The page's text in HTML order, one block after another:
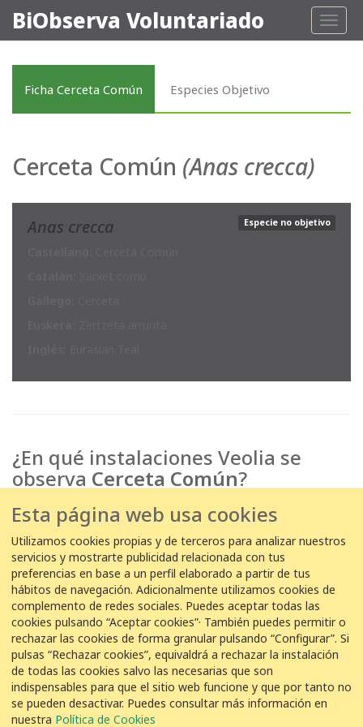
Toggle
BiObserva Voluntariado
Ficha Cerceta Común Especies Objetivo
Cerceta Común (Anas crecca)
Anas crecca Especie no objetivo
¿En qué instalaciones Veolia se
observa Cerceta Común?
EDAR
Cabezo
Beaza
EDAR
Llavaneres
COLABORACIÓN
Esta página web usa cookies
Utilizamos cookies propias y de terceros para analizar nuestros
servicios y mostrarte publicidad relacionada con tus
preferencias en base a un perfil elaborado a partir de tus
hábitos de navegación. Adicionalmente utilizamos cookies de
complemento de redes sociales. Puedes aceptar todas las
cookies pulsando “Aceptar cookies”· También puedes permitir o
rechazar las cookies de forma granular pulsando “Configurar”. Si
pulsas “Rechazar cookies”, equivaldrá a rechazar la instalación
de todas las cookies salvo las necesarias que son
indispensables para que el sitio web funcione y que por tanto no
se pueden desactivar. Puedes consultar más información en
nuestra Política de Cookies